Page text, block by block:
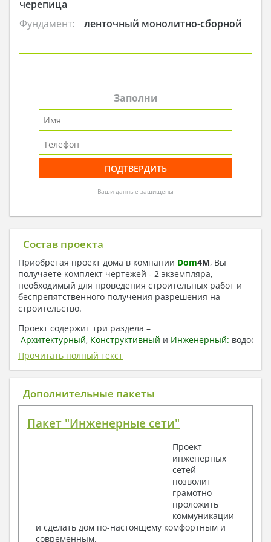
черепица
Фундамент:
ленточный монолитно-сборной
Заполни
Ваши данные защищены
Состав проекта
Приобретая проект дома в компании Dom4M, Вы
получаете комплект чертежей - 2 экземпляра,
необходимый для проведения строительных работ и
беспрепятственного получения разрешения на
строительство.
Проект содержит три раздела –
Архитектурный, Конструктивный и Инженерный:
отопление, вентиляция, канализация,
электроснабжение (приобретается за дополнительную
плату) + Пояснительная записка.
1. Архитектурный раздел:
План координационных осей
Поэтажные маркировочные планы с
Разрезы и состав конструкций
Фасады с ведомостью внешних отделок
Элементы проемов – спецификация
Ведомость перемычек – сечения и
спецификация
Прочитать полный текст
Дополнительные пакеты
Пакет "Инженерные сети"
Проект
инженерных
сетей
позволит
грамотно
проложить
коммуникации
и сделать дом по-настоящему комфортным и
современным.